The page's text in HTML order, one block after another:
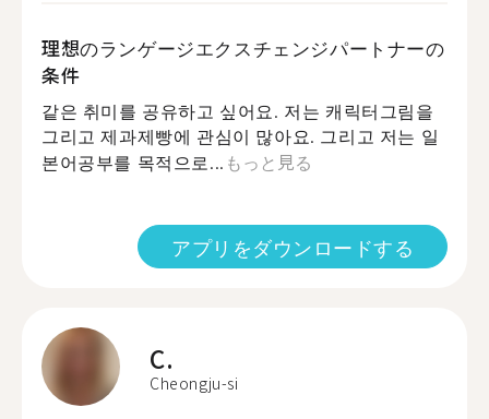
理想のランゲージエクスチェンジパートナーの
条件
같은 취미를 공유하고 싶어요. 저는 캐릭터그림을
그리고 제과제빵에 관심이 많아요. 그리고 저는 일
본어공부를 목적으로... もっと見る
アプリをダウンロードする
C.
Cheongju-si